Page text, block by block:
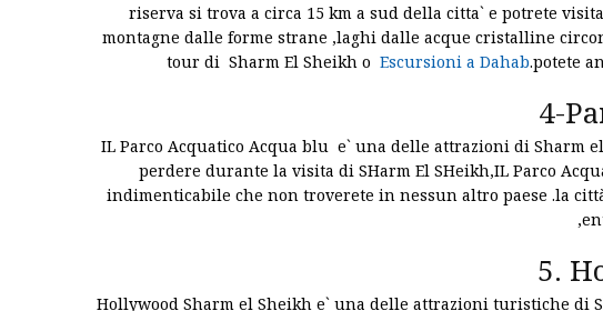
riserva si trova a circa 15 km a sud della citta` e potrete
montagne dalle forme strane ,laghi dalle acque cristalline
tour di Sharm El Sheikh o Escursioni a Dahab.potete
4-
IL Parco Acquatico Acqua blu e` una delle attrazioni di Sharm
perdere durante la visita di SHarm El SHeikh,IL Parco
indimenticabile che non troverete in nessun altro paese .la
5.
Hollywood Sharm el Sheikh e` una delle attrazioni turistiche di